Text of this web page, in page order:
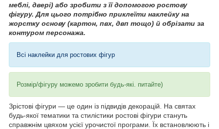
меблі, двері) або зробити з її допомогою ростову
фігуру. Для цього потрібно приклеїти наклейку на
жорстку основу (картон, пвх, двп тощо) й обрізати за
контуром персонажа.
Всі наклейки для ростових фігур
Розмір/фігуру можемо зробити будь-які. питайте)
Зрістові фігури — це один із підвидів декорацій. На святах
будь-якої тематики та стилістики ростові фігури стануть
справжнім цвяхом усієї урочистої програми. Їх встановлюють і